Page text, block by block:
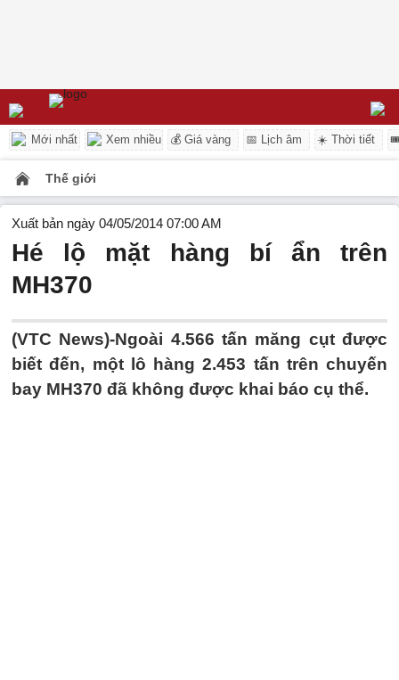
Mới nhất Xem nhiều 💰 Giá vàng 📅 Lịch âm ☀️ Thời tiết
Thế giới
Xuất bản ngày 04/05/2014 07:00 AM
Hé lộ mặt hàng bí ẩn trên
MH370
(VTC News)-Ngoài 4.566 tấn măng cụt được
biết đến, một lô hàng 2.453 tấn trên chuyến
bay MH370 đã không được khai báo cụ thể.